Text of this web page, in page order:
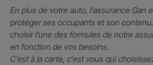
En plus de votre auto, l’assurance Gan
protéger ses occupants et son
choisir l’une des formules de notre
en fonction de vos besoins.
C’est à la carte, c‘est vous qui